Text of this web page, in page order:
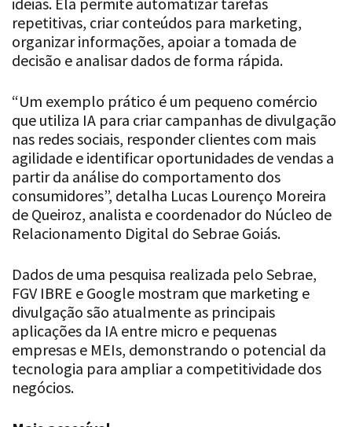
repetitivas, criar conteúdos para marketing,
organizar informações, apoiar a tomada de
decisão e analisar dados de forma rápida.
“Um exemplo prático é um pequeno comércio
que utiliza IA para criar campanhas de divulgação
nas redes sociais, responder clientes com mais
agilidade e identificar oportunidades de vendas a
partir da análise do comportamento dos
consumidores”, detalha Lucas Lourenço Moreira
de Queiroz, analista e coordenador do Núcleo de
Relacionamento Digital do Sebrae Goiás.
Dados de uma pesquisa realizada pelo Sebrae,
FGV IBRE e Google mostram que marketing e
divulgação são atualmente as principais
aplicações da IA entre micro e pequenas
empresas e MEIs, demonstrando o potencial da
tecnologia para ampliar a competitividade dos
negócios.